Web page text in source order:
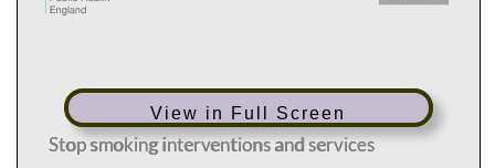
View in Full Screen